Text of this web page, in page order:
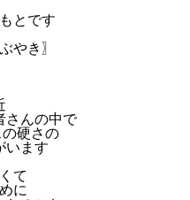
とです
やき〗
さんの中で
硬さの
います
て
に